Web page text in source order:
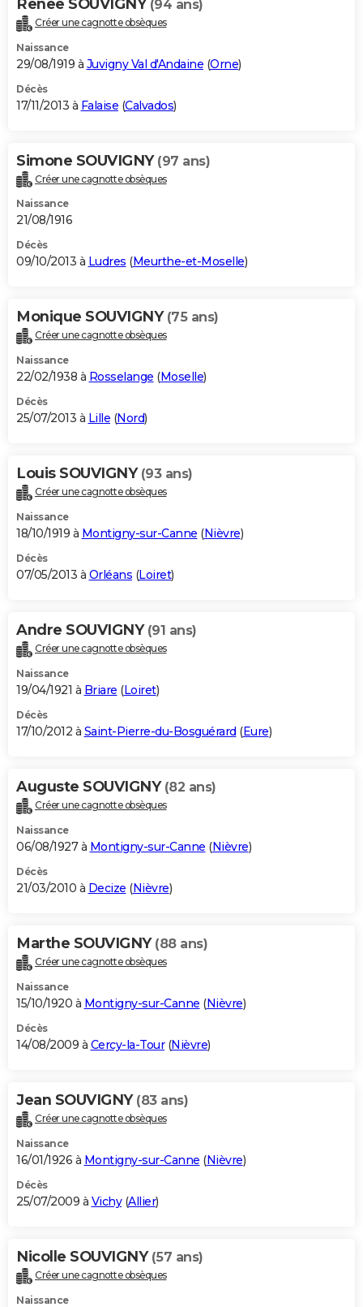
Renee SOUVIGNY (94 ans)
Créer une cagnotte obsèques
Naissance
29/08/1919 à Juvigny Val d'Andaine (Orne)
Décès
17/11/2013 à Falaise (Calvados)
Simone SOUVIGNY (97 ans)
Créer une cagnotte obsèques
Naissance
21/08/1916
Décès
09/10/2013 à Ludres (Meurthe-et-Moselle)
Monique SOUVIGNY (75 ans)
Créer une cagnotte obsèques
Naissance
22/02/1938 à Rosselange (Moselle)
Décès
25/07/2013 à Lille (Nord)
Louis SOUVIGNY (93 ans)
Créer une cagnotte obsèques
Naissance
18/10/1919 à Montigny-sur-Canne (Nièvre)
Décès
07/05/2013 à Orléans (Loiret)
Andre SOUVIGNY (91 ans)
Créer une cagnotte obsèques
Naissance
19/04/1921 à Briare (Loiret)
Décès
17/10/2012 à Saint-Pierre-du-Bosguérard (Eure)
Auguste SOUVIGNY (82 ans)
Créer une cagnotte obsèques
Naissance
06/08/1927 à Montigny-sur-Canne (Nièvre)
Décès
21/03/2010 à Decize (Nièvre)
Marthe SOUVIGNY (88 ans)
Créer une cagnotte obsèques
Naissance
15/10/1920 à Montigny-sur-Canne (Nièvre)
Décès
14/08/2009 à Cercy-la-Tour(Nièvre)
Jean SOUVIGNY (83 ans)
Créer une cagnotte obsèques
Naissance
16/01/1926 à Montigny-sur-Canne (Nièvre)
Décès
25/07/2009 à Vichy(Allier)
Nicolle SOUVIGNY (57 ans)
Créer une cagnotte obsèques
Naissance